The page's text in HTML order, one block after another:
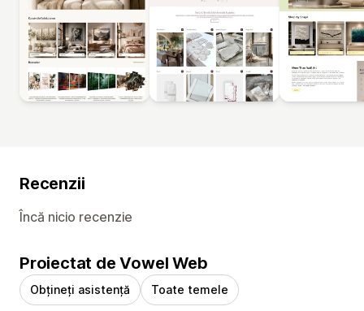
Recenzii
Încă nicio recenzie
Proiectat de Vowel Web
Obțineți asistență Toate temele